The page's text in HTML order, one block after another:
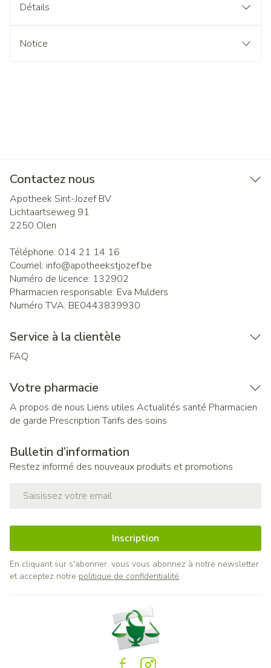
Détails
Notice
Contactez nous
Apotheek Sint-Jozef BV
Lichtaartseweg 91
2250 Olen
Téléphone: 014 21 14 16
Courriel: info@apotheekstjozef.be
Numéro de licence: 132902
Pharmacien responsable: Eva Mulders
Numéro TVA: BE0443839930
Service à la clientèle
FAQ
Votre pharmacie
A propos de nous Liens utiles Actualités santé Pharmacien
de garde Prescription Tarifs des soins
Bulletin d’information
Restez informé des nouveaux produits et promotions
Inscription
En cliquant sur s'abonner, vous vous abonnez à notre newsletter
et acceptez notre politique de confidentialité.